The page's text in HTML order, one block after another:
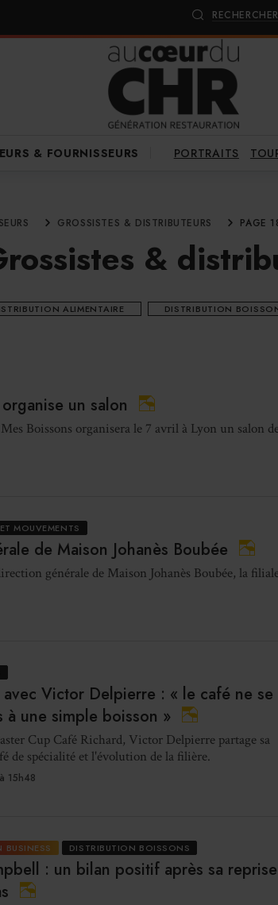
RECHERCHER
& FOURNISSEURS PORTRAITS
GROSSISTES & DISTRIBUTEURS PAGE
&
ALIMENTAIRE DISTRIBUTION
un salon
Boissons organisera le 7 avril à Lyon un salon
MOUVEMENTS
de Maison Johanès Boubée
générale de Maison Johanès Boubée, la
avec Victor Delpierre : « le café ne se
à une simple boisson »
Cup Café Richard, Victor Delpierre partage sa
de spécialité et l'évolution de la filière.
15h48
BUSINESS DISTRIBUTION BOISSONS
: un bilan positif après sa reprise